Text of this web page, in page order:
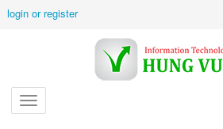
login or register